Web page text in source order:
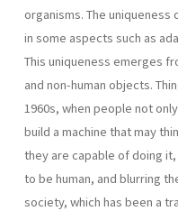
organisms. The
in some aspects such as
This uniqueness emerges
and non-human objects.
1960s, when people not
build a machine that may
they are capable of doing
to be human, and blurring
society, which has been a